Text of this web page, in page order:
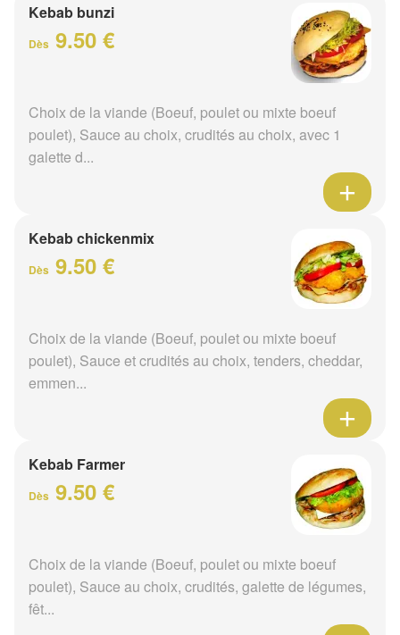
Kebab bunzi
Dès 9.50 €
Choix de la viande (Boeuf, poulet ou mixte boeuf
poulet), Sauce au choix, crudités au choix, avec 1
galette d...
Kebab chickenmix
Dès 9.50 €
Choix de la viande (Boeuf, poulet ou mixte boeuf
poulet), Sauce et crudités au choix, tenders, cheddar,
emmen...
Kebab Farmer
Dès 9.50 €
Choix de la viande (Boeuf, poulet ou mixte boeuf
poulet), Sauce au choix, crudités, galette de légumes,
fêt...